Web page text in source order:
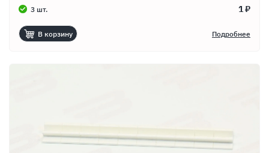
3 шт. 1 ₽
В корзину Подробнее